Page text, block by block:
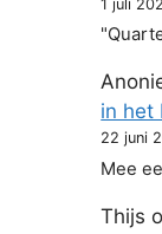
1 juli
in het
22 juni
Mee
Thijs